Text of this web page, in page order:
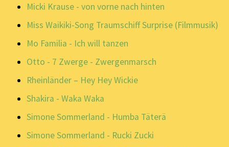
Micki Krause - von vorne nach hinten
Miss Waikiki-Song Traumschiff Surprise (Filmmusik)
Mo Familia - Ich will tanzen
Otto - 7 Zwerge - Zwergenmarsch
Rheinländer – Hey Hey Wickie
Shakira - Waka Waka
Simone Sommerland - Humba Täterä
Simone Sommerland - Rucki Zucki